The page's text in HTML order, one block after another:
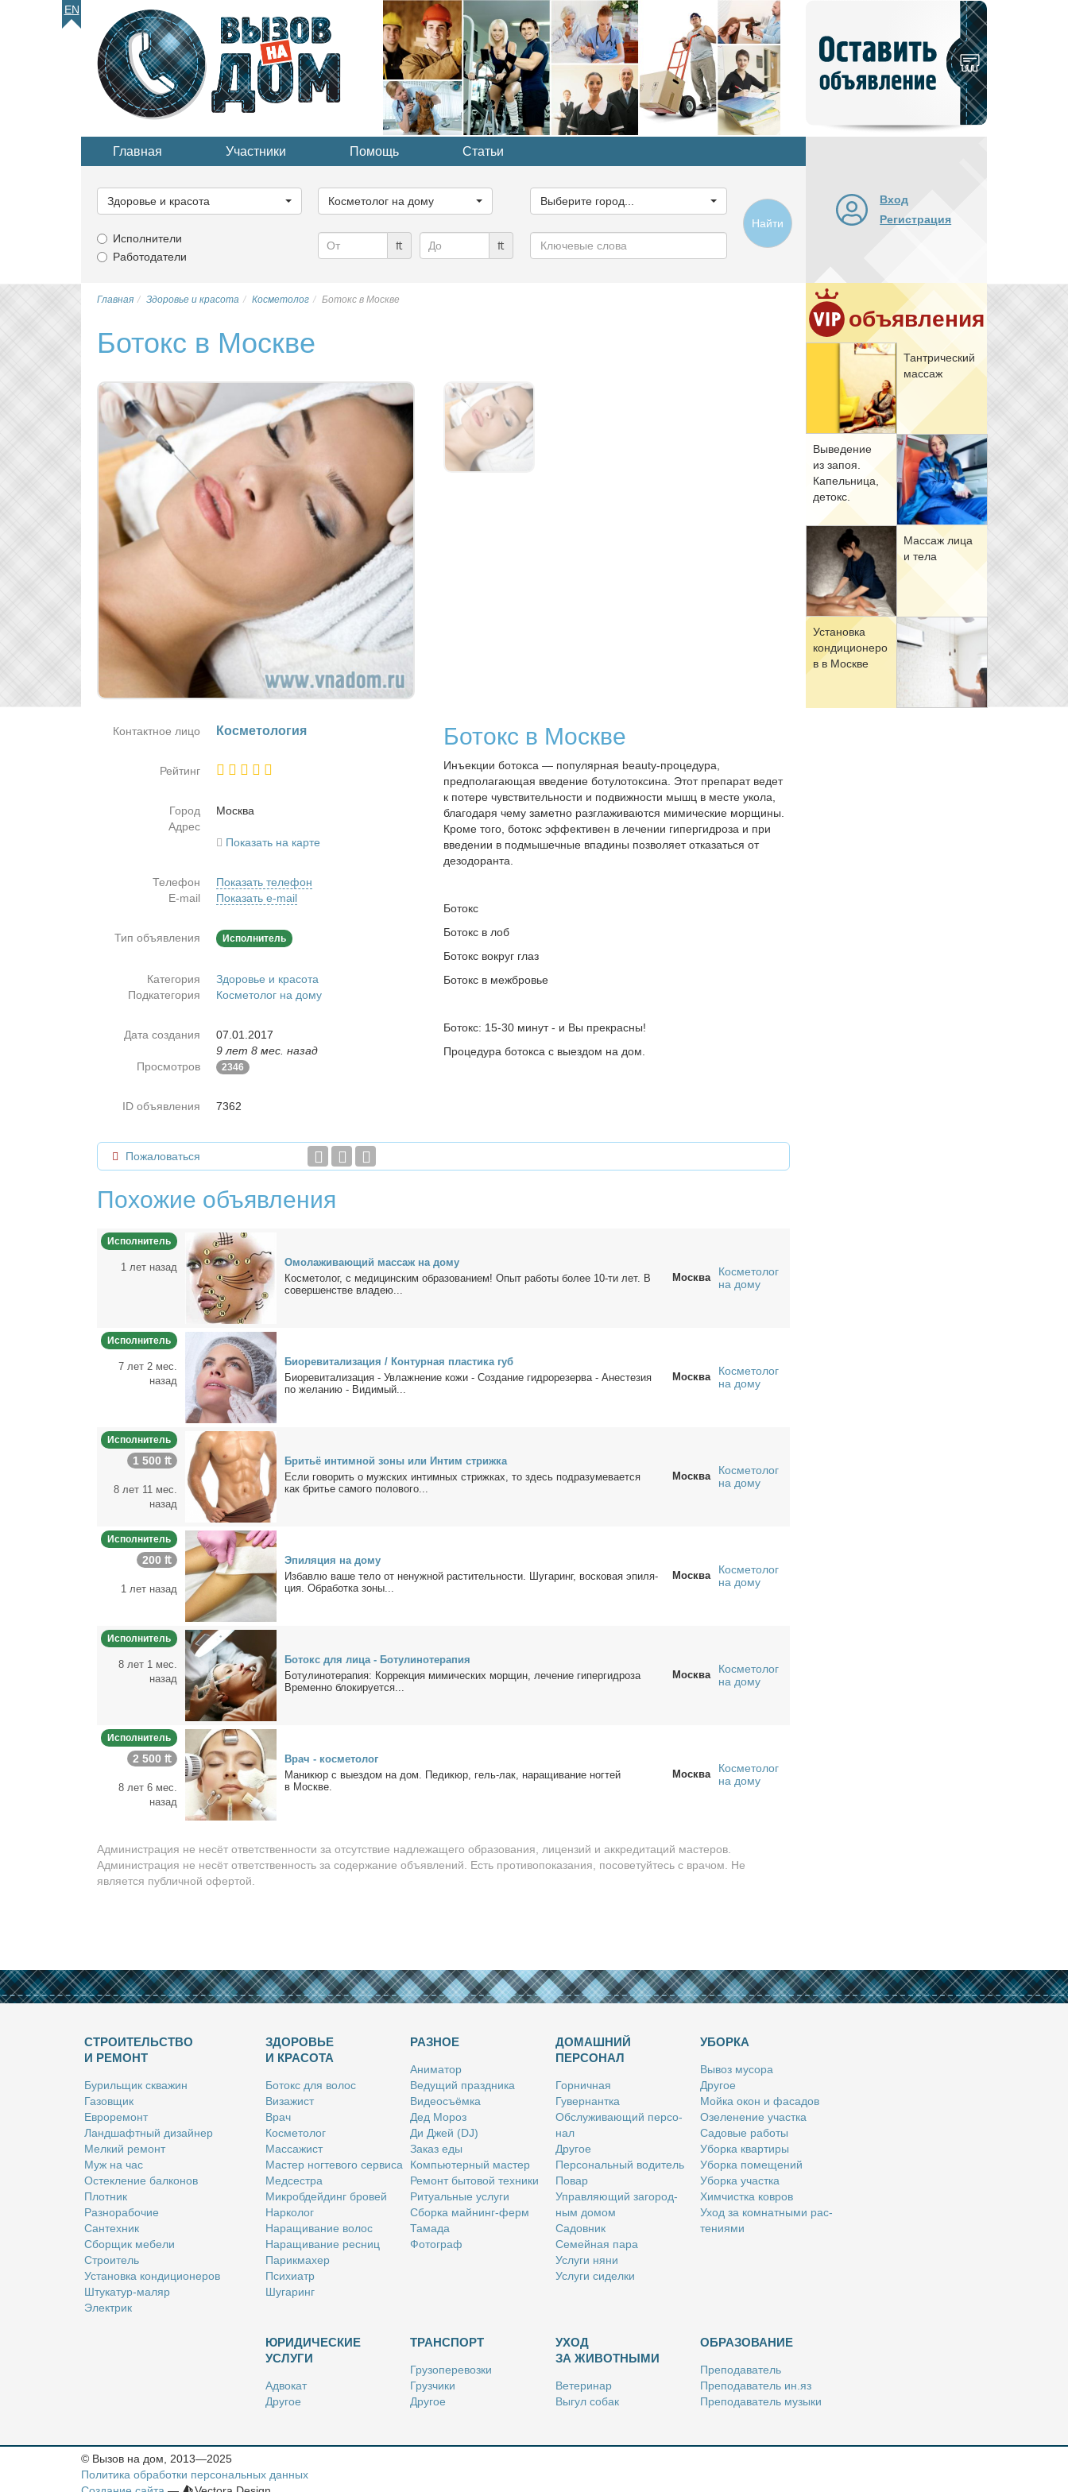
EN
объявление
Главная Участники Помощь Статьи
категорию...
Здоровье и красота
категорию...
Косметолог на дому
город...
Выберите город...
Исполнители
Работодатели
₶ ₶
Ключевые
слова
Найти
Вход
Регистрация
объявления
Тан­три­че­ский
мас­саж
Вы­ве­де­ние
из за­поя.
Ка­пель­ни­ца,
де­токс.
Мас­саж ли­ца
и те­ла
Уста­нов­ка
кон­ди­ци­о­не­ро
в в Москве
Главная Здоровье и красота Косметолог Ботокс в Москве
Ботокс в Москве
Ботокс в Москве
Инъекции ботокса — популярная beauty-процедура,
предполагающая введение ботулотоксина. Этот препарат ведет
к потере чувствительности и подвижности мышц в месте укола,
благодаря чему заметно разглаживаются мимические морщины.
Кроме того, ботокс эффективен в лечении гипергидроза и при
введении в подмышечные впадины позволяет отказаться от
дезодоранта.
Ботокс
Ботокс в лоб
Ботокс вокруг глаз
Ботокс в межбровье
Ботокс: 15-30 минут - и Вы прекрасны!
Процедура ботокса с выездом на дом.
Контактное лицо Кос­ме­то­ло­гия
Рейтинг
Город
Москва
Адрес
Показать на карте
Телефон
Показать телефон
E-mail
Показать e-mail
Тип объявления Исполнитель
Категория
Здоровье и красота
Подкатегория
Косметолог на дому
Дата создания
07.01.2017
9 лет 8 мес. назад
Просмотров
2346
ID объявления 7362
Пожаловаться
Похожие объявления
Исполнитель
1 лет назад
Омо­ла­жи­ва­ю­щий мас­саж на до­му
Кос­ме­то­лог, с ме­ди­цин­ским об­ра­зо­ва­ни­ем! Опыт ра­бо­ты бо­лее 10-ти лет. В
со­вер­шен­стве вла­дею...
Москва
Косметолог
на дому
Исполнитель
7 лет 2 мес.
назад
Био­ре­ви­та­ли­за­ция / Кон­тур­ная пла­сти­ка губ
Био­ре­ви­та­ли­за­ция - Увлаж­не­ние ко­жи - Со­зда­ние гид­ро­ре­зер­ва - Ане­сте­зия
по же­ла­нию - Ви­ди­мый...
Москва
Косметолог
на дому
Исполнитель
1 500 ₶
8 лет 11 мес.
назад
Бри­тьё ин­тим­ной зо­ны или Ин­тим стриж­ка
Ес­ли го­во­рить о муж­ских ин­тим­ных стриж­ках, то здесь под­ра­зу­ме­ва­ет­ся
как бри­тье са­мо­го по­ло­во­го...
Москва
Косметолог
на дому
Исполнитель
200 ₶
1 лет назад
Эпи­ля­ция на до­му
Из­бав­лю ва­ше те­ло от ненуж­ной рас­ти­тель­но­сти. Шу­га­ринг, вос­ко­вая эпи­ля­
ция. Об­ра­бот­ка зо­ны...
Москва
Косметолог
на дому
Исполнитель
8 лет 1 мес.
назад
Бо­токс для ли­ца - Бо­ту­ли­но­те­ра­пия
Бо­ту­ли­но­те­ра­пия: Кор­рек­ция ми­ми­че­ских мор­щин, ле­че­ние ги­пер­гид­ро­за
Вре­мен­но бло­ки­ру­ет­ся...
Москва
Косметолог
на дому
Исполнитель
2 500 ₶
8 лет 6 мес.
назад
Врач - кос­ме­то­лог
Ма­ни­кюр с вы­ез­дом на дом. Пе­ди­кюр, гель-лак, на­ра­щи­ва­ние ног­тей
в Москве.
Москва
Косметолог
на дому
Администрация не несёт ответственности за отсутствие надлежащего образования, лицензий и аккредитаций мастеров.
Администрация не несёт ответственность за содержание объявлений. Есть противопоказания, посоветуйтесь с врачом. Не
является публичной офертой.
СТРОИТЕЛЬСТВО
И РЕМОНТ
Бу­риль­щик сква­жин
Га­зов­щик
Ев­ро­ре­монт
Ланд­шафт­ный ди­зай­нер
Мел­кий ре­монт
Муж на час
Остек­ле­ние бал­ко­нов
Плот­ник
Раз­но­ра­бо­чие
Сан­тех­ник
Сбор­щик ме­бе­ли
Стро­и­тель
Уста­нов­ка кон­ди­ци­о­не­ров
Шту­ка­тур-ма­ляр
Элек­трик
ЗДОРОВЬЕ
И КРАСОТА
Бо­токс для во­лос
Ви­за­жист
Врач
Кос­ме­то­лог
Мас­са­жист
Ма­стер ног­те­во­го сер­ви­са
Мед­сест­ра
Мик­роб­дей­динг бро­вей
Нар­ко­лог
На­ра­щи­ва­ние во­лос
На­ра­щи­ва­ние рес­ниц
Па­рик­махер
Пси­хи­атр
Шу­га­ринг
РАЗНОЕ
Ани­ма­тор
Ве­ду­щий празд­ни­ка
Ви­део­съём­ка
Дед Мо­роз
Ди Джей (DJ)
За­каз еды
Ком­пью­тер­ный ма­стер
Ре­монт бы­то­вой тех­ни­ки
Ри­ту­аль­ные услу­ги
Сбор­ка май­нинг-ферм
Та­ма­да
Фо­то­граф
ДОМАШНИЙ
ПЕРСОНАЛ
Гор­нич­ная
Гу­вер­нант­ка
Об­слу­жи­ва­ю­щий пер­со­
нал
Дру­гое
Пер­со­наль­ный во­ди­тель
По­вар
Управ­ля­ю­щий за­го­род­
ным до­мом
Са­дов­ник
Се­мей­ная па­ра
Услу­ги ня­ни
Услу­ги си­дел­ки
УБОРКА
Вы­воз му­со­ра
Дру­гое
Мой­ка окон и фа­са­дов
Озе­ле­не­ние участ­ка
Са­до­вые ра­бо­ты
Убор­ка квар­ти­ры
Убор­ка по­ме­ще­ний
Убор­ка участ­ка
Хим­чист­ка ков­ров
Уход за ком­нат­ны­ми рас­
те­ни­я­ми
ЮРИДИЧЕСКИЕ
УСЛУГИ
Адво­кат
Дру­гое
Ри­эл­тор
Юрист
ТРАНСПОРТ
Гру­зо­пе­ре­воз­ки
Груз­чи­ки
Дру­гое
Так­си
УХОД
ЗА ЖИВОТНЫМИ
Ве­те­ри­нар
Вы­гул со­бак
Стриж­ка жи­вот­ных
ОБРАЗОВАНИЕ
Пре­по­да­ва­тель
Пре­по­да­ва­тель ин.яз
Пре­по­да­ва­тель му­зы­ки
© Вызов на дом, 2013—2025
Политика обработки персональных данных